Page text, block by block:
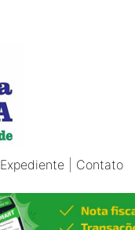
Expediente Contato